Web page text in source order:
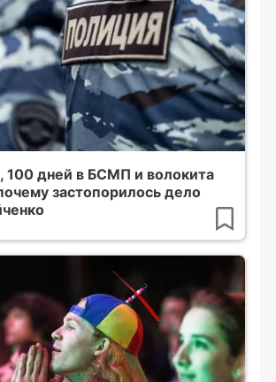
100 дней в БСМП и волокита
застопорилось дело